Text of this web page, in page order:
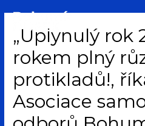
„Uplynulý rok
rokem plný
protikladů!,
Asociace